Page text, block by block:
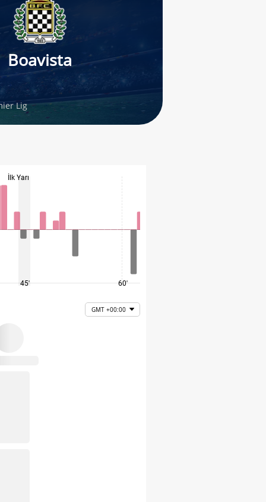
Boavista
Lig
İlk Yarı
45' 60'
GMT +00:00